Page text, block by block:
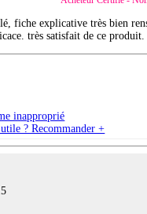
fiche explicative très bien
très satisfait de ce produit.
inapproprié
? Recommander +